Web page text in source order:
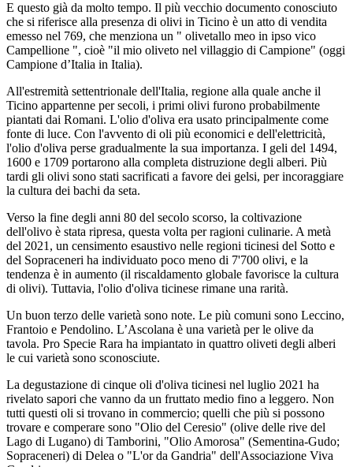
E questo già da molto tempo. Il più vecchio documento conosciuto
che si riferisce alla presenza di olivi in Ticino è un atto di vendita
emesso nel 769, che menziona un " olivetallo meo in ipso vico
Campellione ", cioè "il mio oliveto nel villaggio di Campione" (oggi
Campione d’Italia in Italia).
All'estremità settentrionale dell'Italia, regione alla quale anche il
Ticino appartenne per secoli, i primi olivi furono probabilmente
piantati dai Romani. L'olio d'oliva era usato principalmente come
fonte di luce. Con l'avvento di oli più economici e dell'elettricità,
l'olio d'oliva perse gradualmente la sua importanza. I geli del 1494,
1600 e 1709 portarono alla completa distruzione degli alberi. Più
tardi gli olivi sono stati sacrificati a favore dei gelsi, per incoraggiare
la cultura dei bachi da seta.
Verso la fine degli anni 80 del secolo scorso, la coltivazione
dell'olivo è stata ripresa, questa volta per ragioni culinarie. A metà
del 2021, un censimento esaustivo nelle regioni ticinesi del Sotto e
del Sopraceneri ha individuato poco meno di 7'700 olivi, e la
tendenza è in aumento (il riscaldamento globale favorisce la cultura
di olivi). Tuttavia, l'olio d'oliva ticinese rimane una rarità.
Un buon terzo delle varietà sono note. Le più comuni sono Leccino,
Frantoio e Pendolino. L’Ascolana è una varietà per le olive da
tavola. Pro Specie Rara ha impiantato in quattro oliveti degli alberi
le cui varietà sono sconosciute.
La degustazione di cinque oli d'oliva ticinesi nel luglio 2021 ha
rivelato sapori che vanno da un fruttato medio fino a leggero. Non
tutti questi oli si trovano in commercio; quelli che più si possono
trovare e comperare sono "Olio del Ceresio" (olive delle rive del
Lago di Lugano) di Tamborini, "Olio Amorosa" (Sementina-Gudo;
Sopraceneri) di Delea o "L'or da Gandria" dell'Associazione Viva